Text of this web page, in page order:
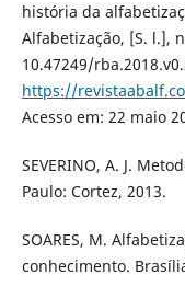
história da
Alfabetização, [S. l.],
10.47249/
https://
Acesso em: 22 maio
SEVERINO, A. J.
Paulo: Cortez, 2013.
SOARES, M.
conhecimento.